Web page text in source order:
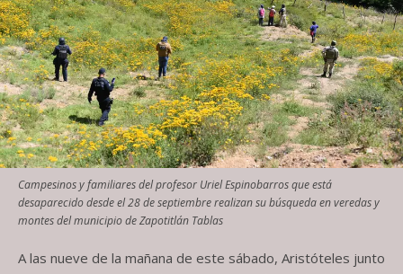
Campesinos y familiares del profesor Uriel Espinobarros que está
desaparecido desde el 28 de septiembre realizan su búsqueda en veredas y
montes del municipio de Zapotitlán Tablas
A las nueve de la mañana de este sábado, Aristóteles junto